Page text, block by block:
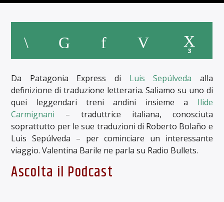
3
Da Patagonia Express di Luis Sepúlveda alla
definizione di traduzione letteraria. Saliamo su uno di
quei leggendari treni andini insieme a Ilide
Carmignani – traduttrice italiana, conosciuta
soprattutto per le sue traduzioni di Roberto Bolaño e
Luis Sepúlveda – per cominciare un interessante
viaggio. Valentina Barile ne parla su Radio Bullets.
Ascolta il Podcast